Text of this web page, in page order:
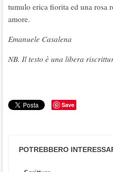
tumulo erica fiorita ed una rosa
amore.
Emanuele Casalena
NB. Il testo è una libera
Save
POTREBBERO